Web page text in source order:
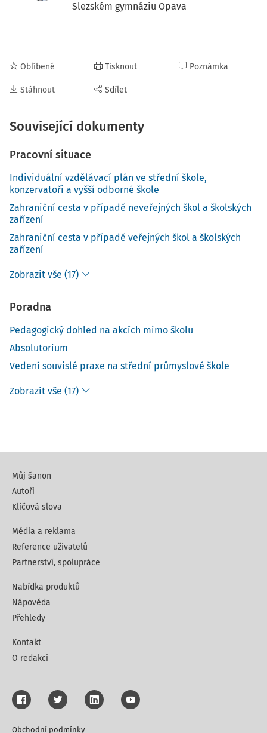
Slezském gymnáziu Opava
Oblíbené
Stáhnout
Tisknout
Sdílet
Poznámka
Související dokumenty
Pracovní situace
Individuální vzdělávací plán ve střední škole,
konzervatoři a vyšší odborné škole
Zahraniční cesta v případě neveřejných škol a školských
zařízení
Zahraniční cesta v případě veřejných škol a školských
zařízení
Zobrazit vše (17)
Poradna
Pedagogický dohled na akcích mimo školu
Absolutorium
Vedení souvislé praxe na střední průmyslové škole
Zobrazit vše (17)
Můj šanon
Autoři
Klíčová slova
Média a reklama
Reference uživatelů
Partnerství, spolupráce
Nabídka produktů
Nápověda
Přehledy
Kontakt
O redakci
Obchodní podmínky